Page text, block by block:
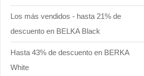
Los más vendidos - hasta 21% de
descuento en BELKA Black
Hasta 43% de descuento en BERKA
White